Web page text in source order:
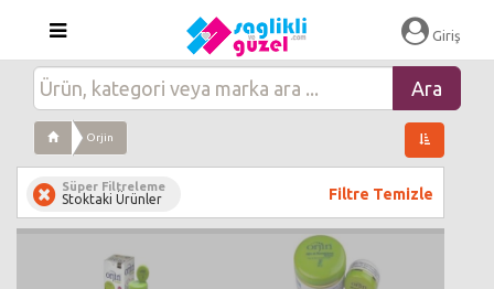
Giriş
Orjin
Süper Filtreleme
Stoktaki Ürünler Filtre Temizle